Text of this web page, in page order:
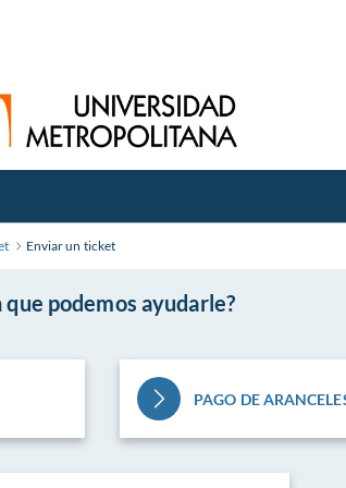
Enviar un ticket
que podemos ayudarle?
PAGO DE